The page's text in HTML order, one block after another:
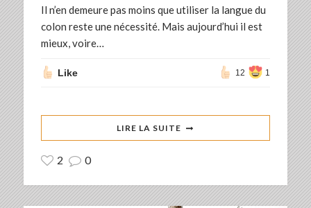
Il n’en demeure pas moins que utiliser la langue du
colon reste une nécessité. Mais aujourd’hui il est
mieux, voire…
Like 12 1
LIRE LA SUITE
2 0